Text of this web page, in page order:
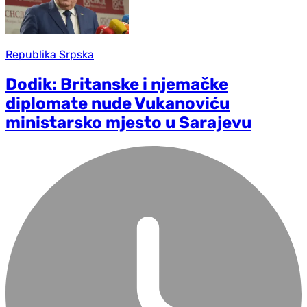
Republika Srpska
Dodik: Britanske i njemačke
diplomate nude Vukanoviću
ministarsko mjesto u Sarajevu